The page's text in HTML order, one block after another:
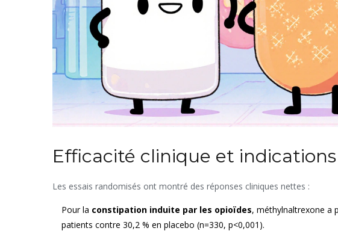
Efficacité clinique et indications
Les essais randomisés ont montré des réponses cliniques nettes :
Pour la constipation induite par les opioïdes, méthylnaltrexone a
patients contre 30,2 % en placebo (n=330, p<0,001).